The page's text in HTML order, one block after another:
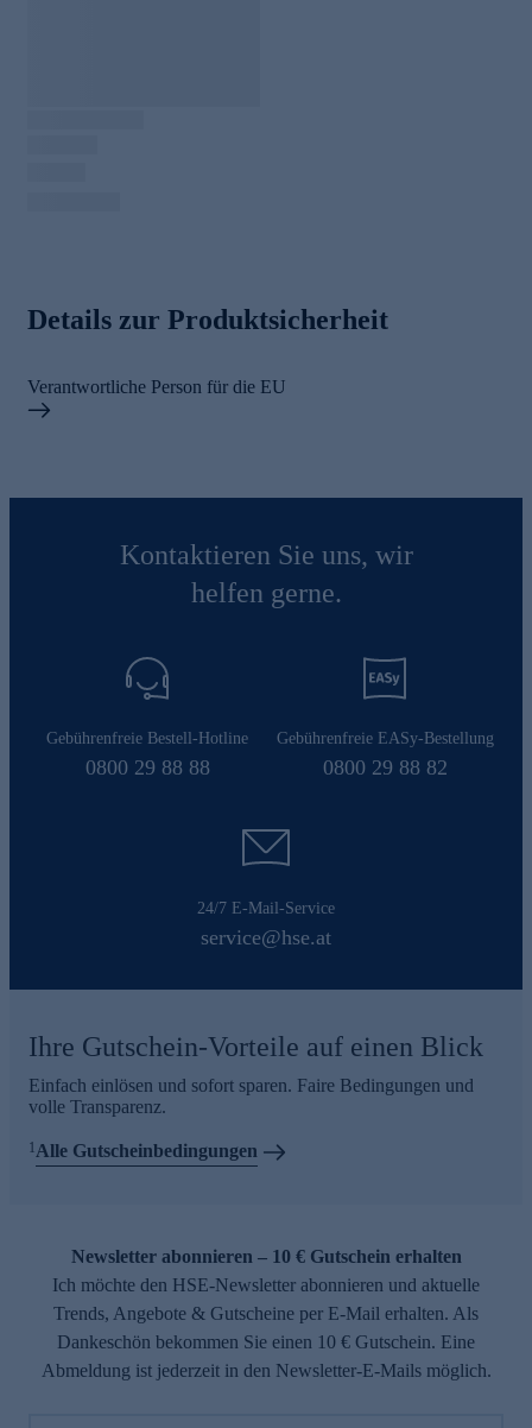
Details zur Produktsicherheit
Verantwortliche Person für die EU
Kontaktieren Sie uns, wir
helfen gerne.
Gebührenfreie Bestell-Hotline
0800 29 88 88
Gebührenfreie EASy-Bestellung
0800 29 88 82
24/7 E-Mail-Service
service@hse.at
Ihre Gutschein-Vorteile auf einen Blick
Einfach einlösen und sofort sparen. Faire Bedingungen und
volle Transparenz.
1 Alle Gutscheinbedingungen
Newsletter abonnieren – 10 € Gutschein erhalten
Ich möchte den HSE-Newsletter abonnieren und aktuelle
Trends, Angebote & Gutscheine per E-Mail erhalten. Als
Dankeschön bekommen Sie einen 10 € Gutschein. Eine
Abmeldung ist jederzeit in den Newsletter-E-Mails möglich.